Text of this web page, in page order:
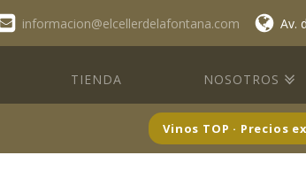
informacion@elcellerdelafontana.com Av.
TIENDA NOSOTROS
Vinos TOP · Precios